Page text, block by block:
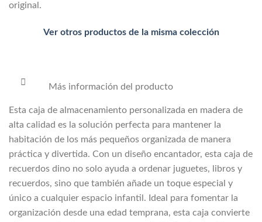
original.
Ver otros productos de la misma colección
Más información del producto
Esta caja de almacenamiento personalizada en madera de
alta calidad es la solución perfecta para mantener la
habitación de los más pequeños organizada de manera
práctica y divertida. Con un diseño encantador, esta caja de
recuerdos dino no solo ayuda a ordenar juguetes, libros y
recuerdos, sino que también añade un toque especial y
único a cualquier espacio infantil. Ideal para fomentar la
organización desde una edad temprana, esta caja convierte